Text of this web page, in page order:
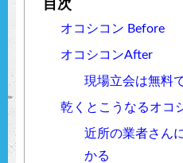
オコシコン Before
オコシコンAfter
現場立会は無料
乾くとこうなるオコ
近所の業者さん
かる